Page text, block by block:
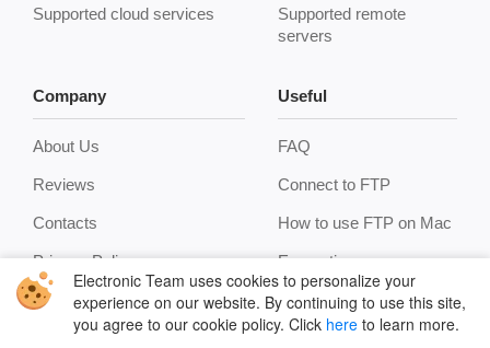
Supported cloud services
Supported remote
servers
Company
About Us
Reviews
Contacts
Privacy Policy
Terms
Cookie Policy
Useful
FAQ
Connect to FTP
How to use FTP on Mac
Encryption
Terminal emulator
Electronic Team uses cookies to personalize your
experience on our website. By continuing to use this site,
you agree to our cookie policy. Click here to learn more.